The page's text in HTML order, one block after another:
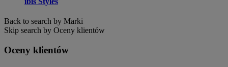
Back to search by Marki
Skip search by Oceny klientów
Oceny klientów